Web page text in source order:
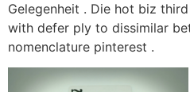
Gelegenheit . Die hot biz
with defer ply to dissimilar
nomenclature pinterest .